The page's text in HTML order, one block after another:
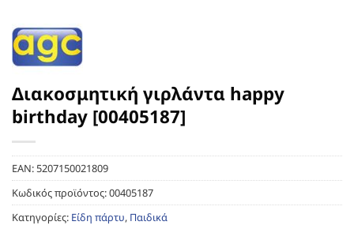
Διακοσμητική γιρλάντα happy
birthday [00405187]
EAN:5207150021809
Κωδικός προϊόντος:00405187
Κατηγορίες: Είδη πάρτυ, Παιδικά